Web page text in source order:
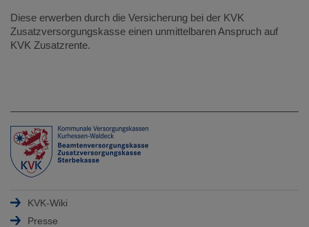
Diese erwerben durch die Versicherung bei der KVK
Zusatzversorgungskasse einen unmittelbaren Anspruch auf
KVK Zusatzrente.
KVK-Wiki
Presse